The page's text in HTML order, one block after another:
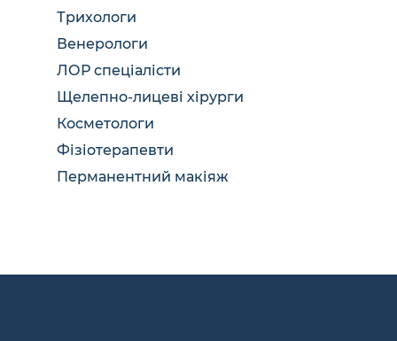
Трихологи
Венерологи
ЛОР спеціалісти
Щелепно-лицеві хірурги
Косметологи
Фізіотерапевти
Перманентний макіяж